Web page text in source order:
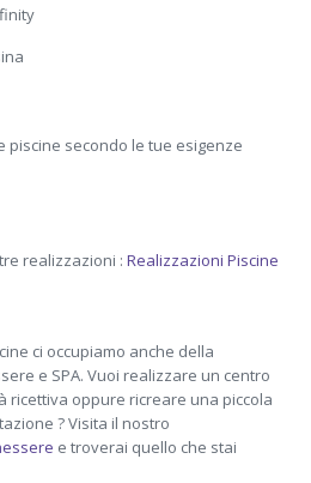
piscine secondo le tue esigenze
realizzazioni :Realizzazioni Piscine
ci occupiamo anche della
e SPA. Vuoi realizzare un centro
ricettiva oppure ricreare una piccola
? Visita il nostro
e troverai quello che stai